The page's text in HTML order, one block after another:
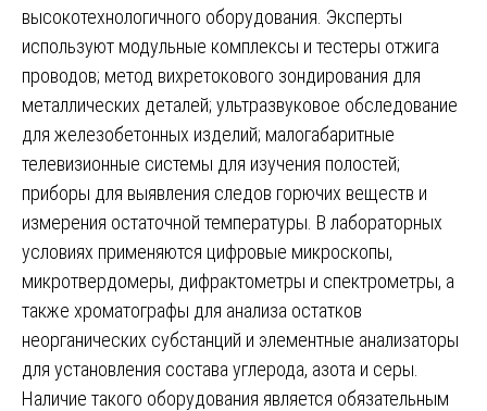
высокотехнологичного оборудования. Эксперты
используют модульные комплексы и тестеры отжига
проводов; метод вихретокового зондирования для
металлических деталей; ультразвуковое обследование
для железобетонных изделий; малогабаритные
телевизионные системы для изучения полостей;
приборы для выявления следов горючих веществ и
измерения остаточной температуры. В лабораторных
условиях применяются цифровые микроскопы,
микротвердомеры, дифрактометры и спектрометры, а
также хроматографы для анализа остатков
неорганических субстанций и элементные анализаторы
для установления состава углерода, азота и серы.
Наличие такого оборудования является обязательным